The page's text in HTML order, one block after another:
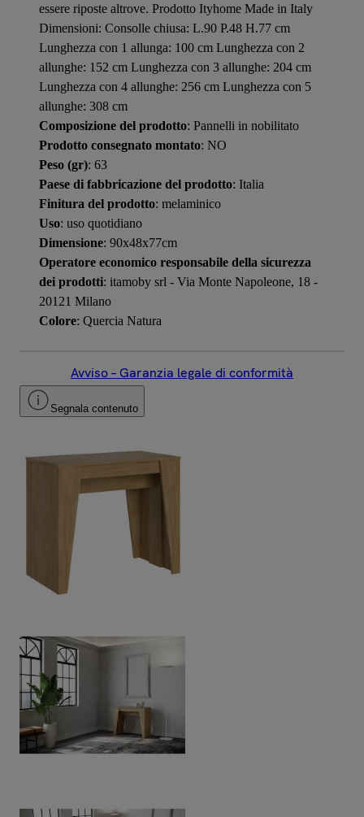
essere riposte altrove. Prodotto Ityhome Made in Italy
Dimensioni: Consolle chiusa: L.90 P.48 H.77 cm
Lunghezza con 1 allunga: 100 cm Lunghezza con 2
allunghe: 152 cm Lunghezza con 3 allunghe: 204 cm
Lunghezza con 4 allunghe: 256 cm Lunghezza con 5
allunghe: 308 cm
Composizione del prodotto: Pannelli in nobilitato
Prodotto consegnato montato: NO
Peso (gr): 63
Paese di fabbricazione del prodotto: Italia
Finitura del prodotto: melaminico
Uso: uso quotidiano
Dimensione: 90x48x77cm
Operatore economico responsabile della sicurezza
dei prodotti: itamoby srl - Via Monte Napoleone, 18 -
20121 Milano
Colore: Quercia Natura
Avviso – Garanzia legale di conformità
Segnala contenuto